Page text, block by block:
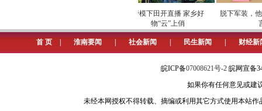
看。岸边乡村里的妇人早已支起锅灶
大河北岸高耸的烟囱和整饬的矿
上地面。被煤灰染黑脸庞的矿工们，
煤，点亮了长三角城市璀璨的路灯，
乡间学校里，孩子们清脆朗读课
出的都是家乡影子。教师们在黑板上
劳模下田开直播 家乡好
物“云”上俏
脱下军装，他
言”
首 页 淮南要闻 社会新闻 民生新闻 财经新
皖ICP备07008621号-2 皖网宣备
如果你有任何意见或建
未经本网授权不得转载、摘编或利用其它方式使用本站